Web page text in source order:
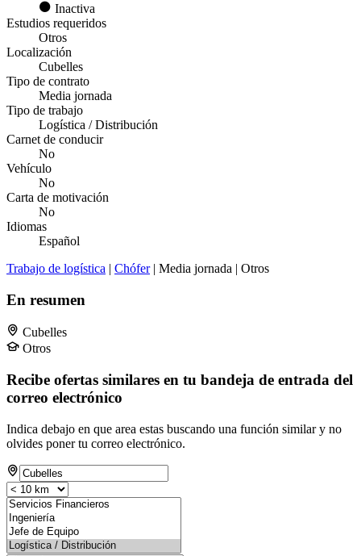
Inactiva
Estudios requeridos
Otros
Localización
Cubelles
Tipo de contrato
Media jornada
Tipo de trabajo
Logística / Distribución
Carnet de conducir
No
Vehículo
No
Carta de motivación
No
Idiomas
Español
Trabajo de logística | Chófer| Media jornada | Otros
En resumen
Cubelles
Otros
Recibe ofertas similares en tu bandeja de entrada del
correo electrónico
Indica debajo en que area estas buscando una función similar y no
olvides poner tu correo electrónico.